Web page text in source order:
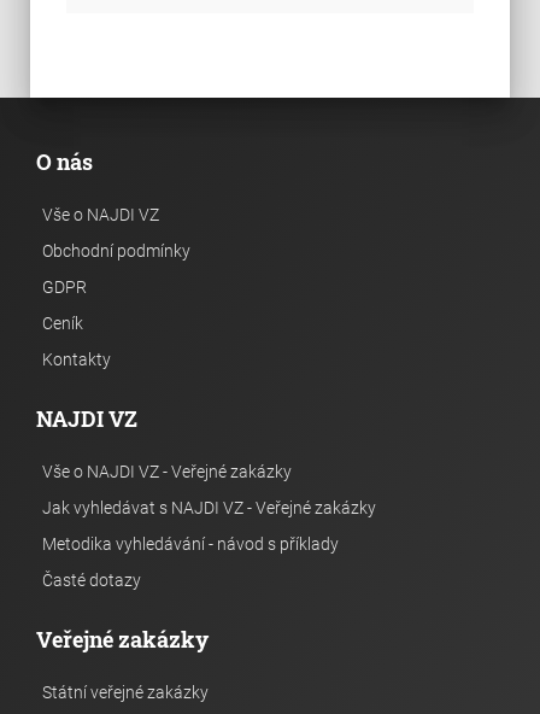
O nás
Vše o NAJDI VZ
Obchodní podmínky
GDPR
Ceník
Kontakty
NAJDI VZ
Vše o NAJDI VZ - Veřejné zakázky
Jak vyhledávat s NAJDI VZ - Veřejné zakázky
Metodika vyhledávání - návod s příklady
Časté dotazy
Veřejné zakázky
Státní veřejné zakázky